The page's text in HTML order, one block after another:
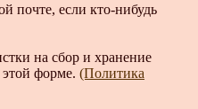
почте, если кто-нибудь
на сбор и хранение
форме. (Политика